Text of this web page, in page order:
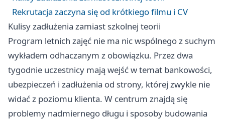
Rekrutacja zaczyna się od krótkiego filmu i CV
Kulisy zadłużenia zamiast szkolnej teorii
Program letnich zajęć nie ma nic wspólnego z suchym
wykładem odhaczanym z obowiązku. Przez dwa
tygodnie uczestnicy mają wejść w temat bankowości,
ubezpieczeń i zadłużenia od strony, której zwykle nie
widać z poziomu klienta. W centrum znajdą się
problemy nadmiernego długu i sposoby budowania